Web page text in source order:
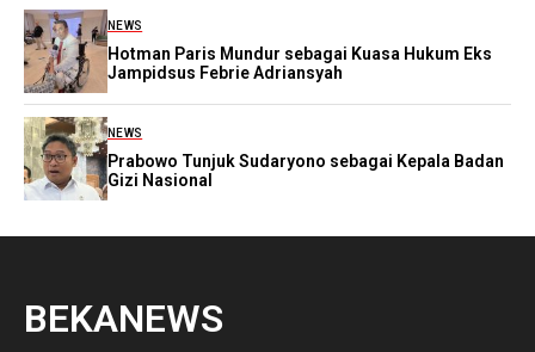
NEWS
Hotman Paris Mundur sebagai Kuasa Hukum Eks
Jampidsus Febrie Adriansyah
NEWS
Prabowo Tunjuk Sudaryono sebagai Kepala Badan
Gizi Nasional
BEKANEWS